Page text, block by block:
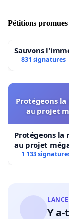
Pétitions
Sauvons
831 signatures
Protégeons
au projet
Protégeons la
au projet
1 133
Y